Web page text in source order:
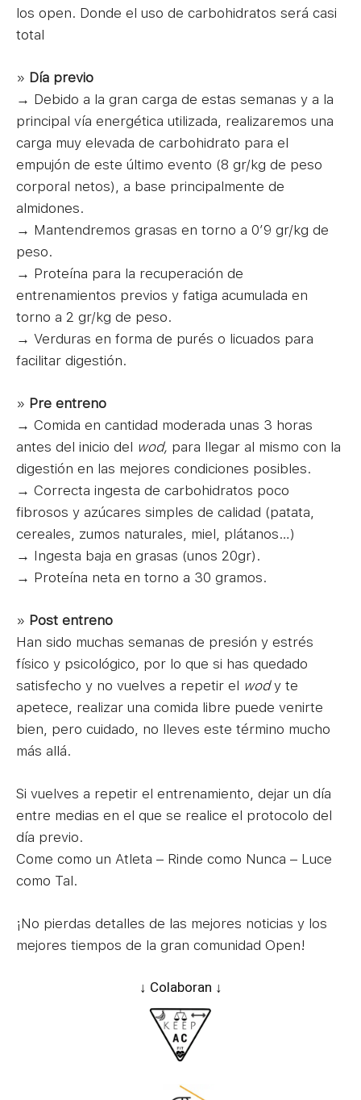
los open. Donde el uso de carbohidratos será casi
total
» Día previo
→ Debido a la gran carga de estas semanas y a la
principal vía energética utilizada, realizaremos una
carga muy elevada de carbohidrato para el
empujón de este último evento (8 gr/kg de peso
corporal netos), a base principalmente de
almidones.
→ Mantendremos grasas en torno a 0’9 gr/kg de
peso.
→ Proteína para la recuperación de
entrenamientos previos y fatiga acumulada en
torno a 2 gr/kg de peso.
→ Verduras en forma de purés o licuados para
facilitar digestión.
» Pre entreno
→ Comida en cantidad moderada unas 3 horas
antes del inicio del wod, para llegar al mismo con la
digestión en las mejores condiciones posibles.
→ Correcta ingesta de carbohidratos poco
fibrosos y azúcares simples de calidad (patata,
cereales, zumos naturales, miel, plátanos…)
→ Ingesta baja en grasas (unos 20gr).
→ Proteína neta en torno a 30 gramos.
» Post entreno
Han sido muchas semanas de presión y estrés
físico y psicológico, por lo que si has quedado
satisfecho y no vuelves a repetir el wody te
apetece, realizar una comida libre puede venirte
bien, pero cuidado, no lleves este término mucho
más allá.
Si vuelves a repetir el entrenamiento, dejar un día
entre medias en el que se realice el protocolo del
día previo.
Come como un Atleta – Rinde como Nunca – Luce
como Tal.
¡No pierdas detalles de las mejores noticias y los
mejores tiempos de la gran comunidad Open!
↓ Colaboran ↓